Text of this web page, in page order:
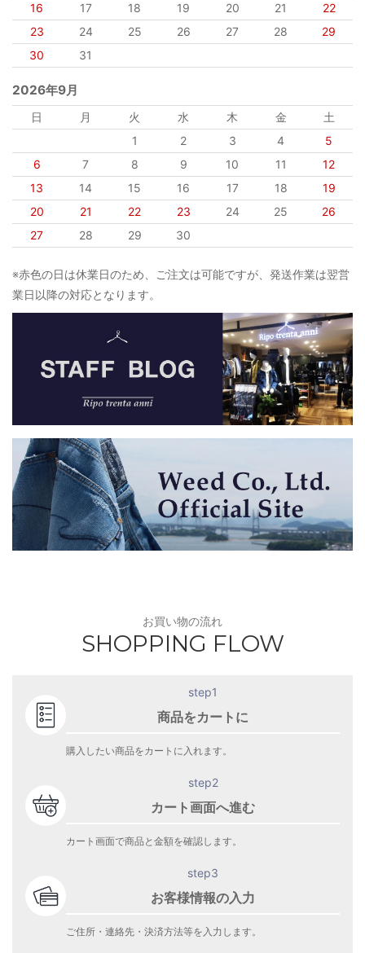
16
17 18 19 20 21
22
23
24 25 26 27 28
29
30
31
2026年9月
日 月 火 水 木 金
土
1
2 3 4
5
6
7 8 9 10 11
12
13
14 15 16 17 18
19
20
21 22 23 24 25
26
27
28 29 30
※赤色の日は休業日のため、ご注文は可能ですが、発送作業は翌営
業日以降の対応となります。
お買い物の流れ
SHOPPING FLOW
step1
商品をカートに
購入したい商品をカートに入れます。
step2
カート画面へ進む
カート画面で商品と金額を確認します。
step3
お客様情報の入力
ご住所・連絡先・決済方法等を入力します。